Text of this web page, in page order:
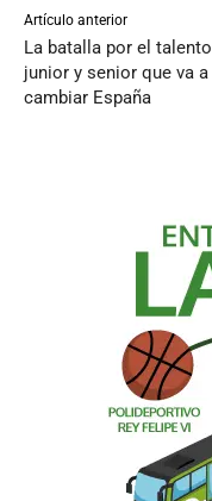
Artículo anterior
La batalla por el talento
junior y senior que va a
cambiar España